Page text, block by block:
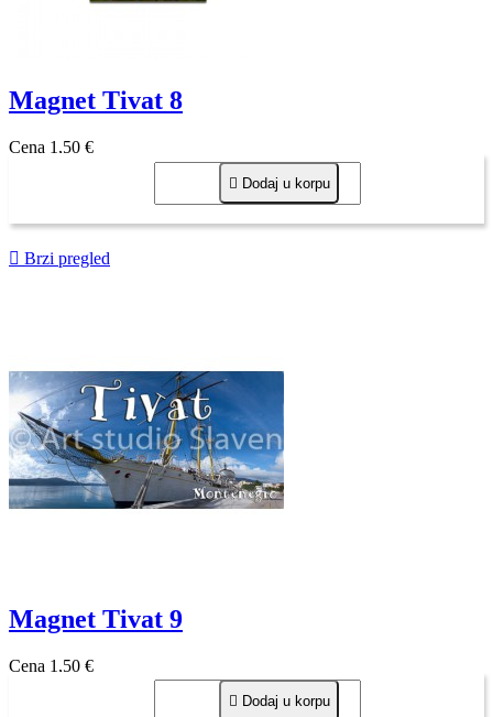
Magnet Tivat 8
Cena 1,50 €
 Dodaj u korpu
 Brzi pregled
Magnet Tivat 9
Cena 1,50 €
 Dodaj u korpu